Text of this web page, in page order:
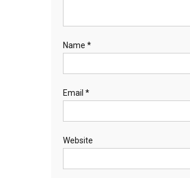
Name *
Email *
Website